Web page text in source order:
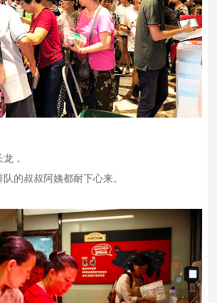
，
的叔叔阿姨都耐下心来。